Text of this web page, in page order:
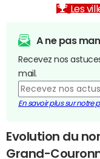
Les
A ne pas
Recevez nos
mail.
En savoir plus sur notre
Evolution du
Grand-